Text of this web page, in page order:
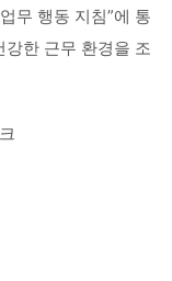
무 행동 지침”에 통
한 근무 환경을 조